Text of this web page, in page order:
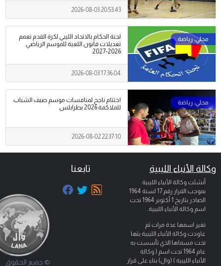
2026-08-03 20:53:43
لجنة الحكام بالاتحاد الليبي لكرة القدم تعمم
تعديلات قانون اللعبة للموسم الرياضي
2026-2027
2026-08-03 17:36:04
اختتام ناجح لمنافسات موسم صيف الشباب
للملاكمة 2026 بطرابلس
2026-08-02 22:37:10
وكالة الأنباء الليبية
أنشئت وكالة الأنباء الليبية
بموجب القرار رقم 17 لسنة 1964
الصادر بتاريخ 1 أكتوبر 1964
تحت
اسم وكالة الأنباء الليبية .
تغير اسمها عدة مرات ثم
عاودت وكالة الأنباء الليبية بثها
تحت مسماها الذي تأسست به
عام 1964 تحت اسم ( وكالة
الأنباء الليبية ) (وال) بناء على قرار
تابعنا
© جميع الحقوق